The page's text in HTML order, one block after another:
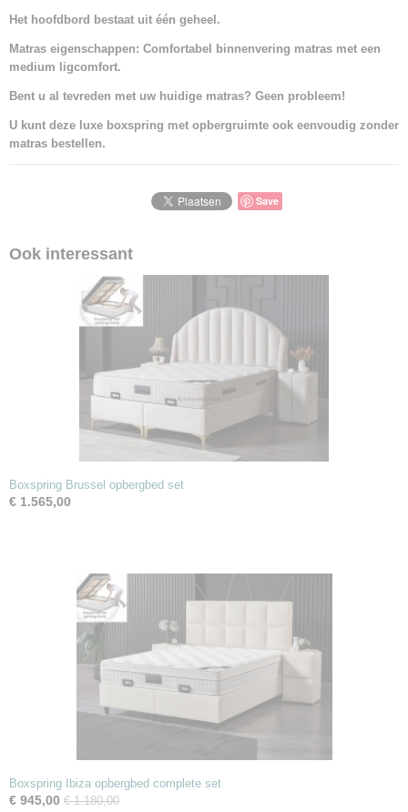
Het hoofdbord bestaat uit één geheel.
Matras eigenschappen: Comfortabel binnenvering matras met een
medium ligcomfort.
Bent u al tevreden met uw huidige matras? Geen probleem!
U kunt deze luxe boxspring met opbergruimte ook eenvoudig zonder
matras bestellen.
Save
Ook interessant
Boxspring Brussel opbergbed set
€ 1.565,00
Boxspring Ibiza opbergbed complete set
€ 945,00 € 1.180,00